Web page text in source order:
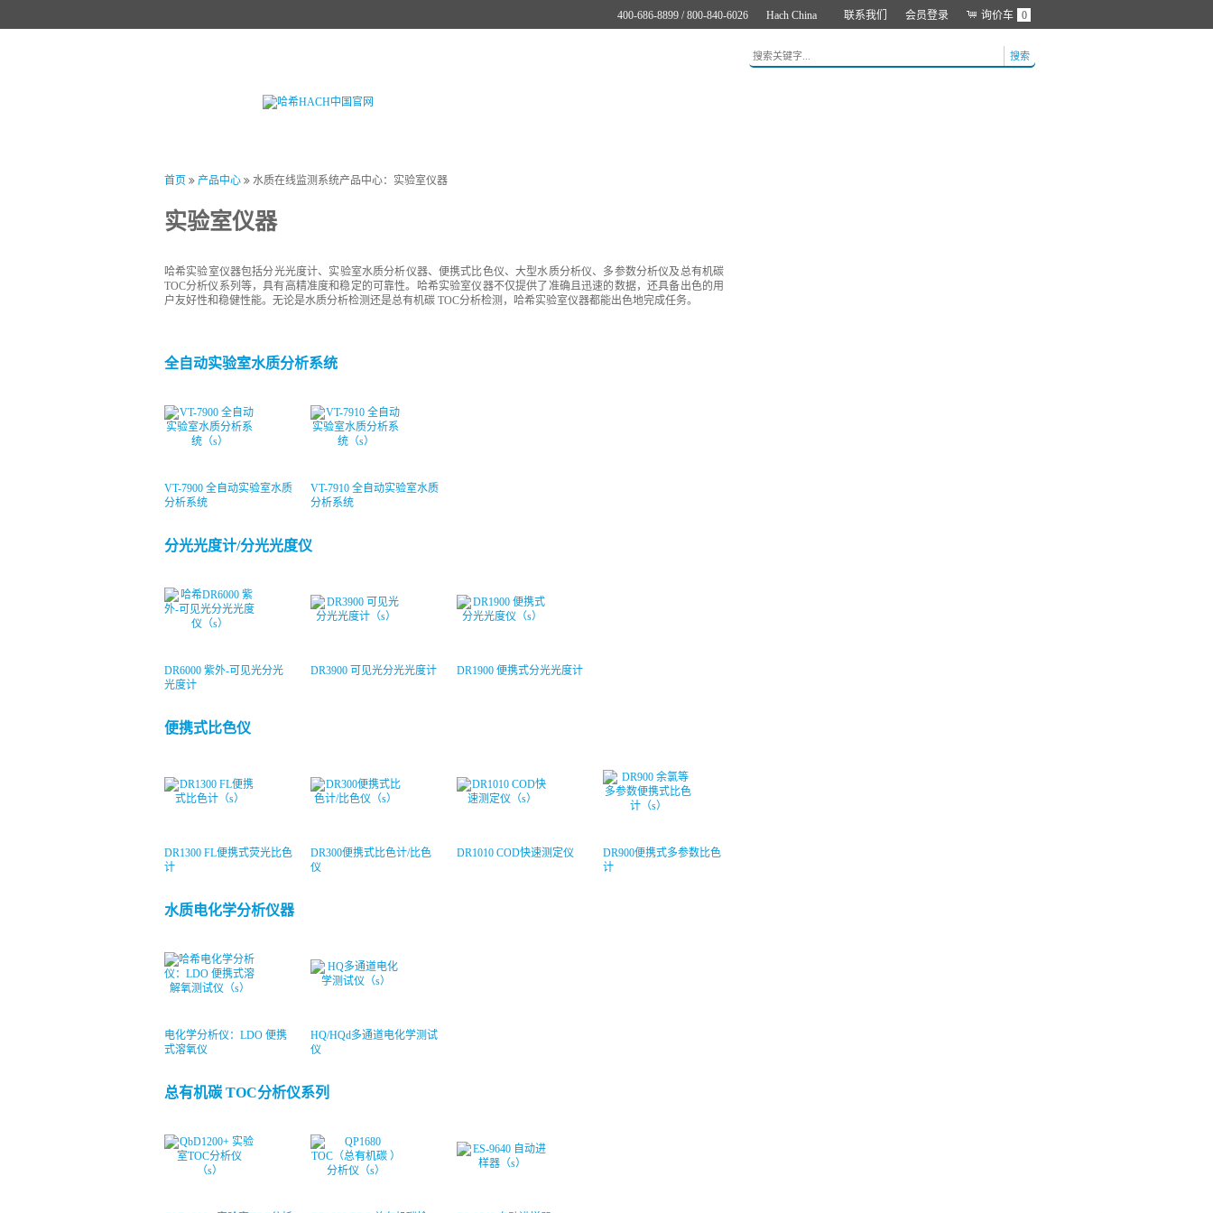
联系我们 会员登录 询价车 0
Hach China
400-686-8899 / 800-840-6026
搜索
首页 产品中心 水质在线监测系统产品中心：实验室仪器
实验室仪器
哈希实验室仪器包括分光光度计、实验室水质分析仪器、便携式比色仪、大型水质分析仪、多参数分析仪及总有机碳
TOC分析仪系列等，具有高精准度和稳定的可靠性。哈希实验室仪器不仅提供了准确且迅速的数据，还具备出色的用
户友好性和稳健性能。无论是水质分析检测还是总有机碳 TOC分析检测，哈希实验室仪器都能出色地完成任务。
全自动实验室水质分析系统
VT-7900 全自动实验室水质
分析系统
VT-7910 全自动实验室水质
分析系统
分光光度计/分光光度仪
DR6000 紫外-可见光分光
光度计
DR3900 可见光分光光度计 DR1900 便携式分光光度计
便携式比色仪
DR1300 FL便携式荧光比色
计
DR300便携式比色计/比色
仪
DR1010 COD快速测定仪
DR900便携式多参数比色
计
水质电化学分析仪器
电化学分析仪：LDO 便携
式溶氧仪
HQ/HQd多通道电化学测试
仪
总有机碳 TOC分析仪系列